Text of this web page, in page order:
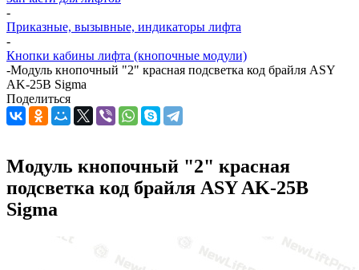
-
Приказные, вызывные, индикаторы лифта
-
Кнопки кабины лифта (кнопочные модули)
-Модуль кнопочный "2" красная подсветка код брайля ASY
AK-25B Sigma
Поделиться
Модуль кнопочный "2" красная
подсветка код брайля ASY AK-25B
Sigma